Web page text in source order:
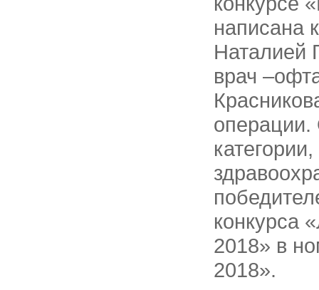
написана
Наталией
врач
конкурса
2018» в
2018».